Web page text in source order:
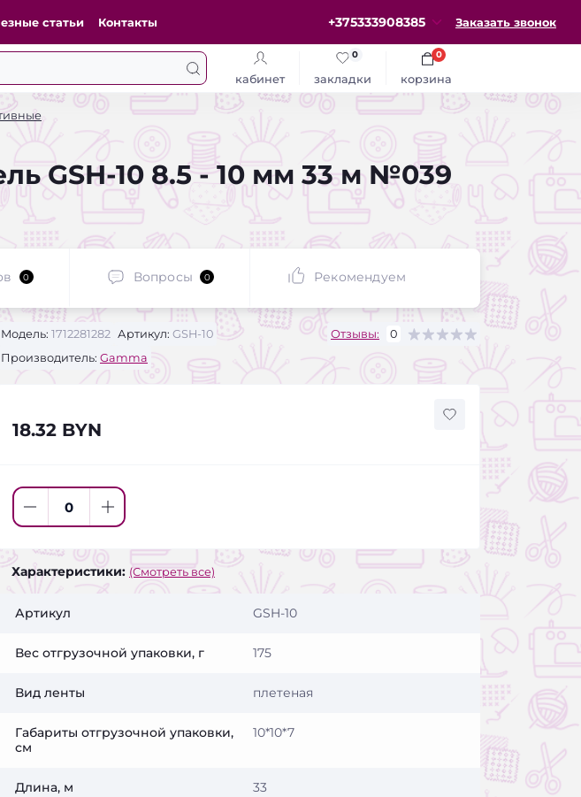
статьи Контакты +375333908385 Заказать звонок
кабинет закладки
0
корзина
0
GSH-10 8.5 - 10 мм 33 м №039
0 Вопросы 0 Рекомендуем
Модель: 1712281282 Артикул: GSH-10
Производитель: Gamma
Отзывы: 0
18.32 BYN
Характеристики: (Смотреть все)
Артикул GSH-10
Вес отгрузочной упаковки, г 175
Вид ленты плетеная
Габариты отгрузочной упаковки,
см
10*10*7
Длина, м 33